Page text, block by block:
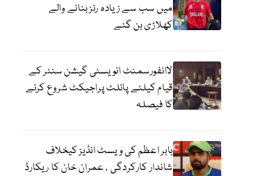
میں سب سے زیادہ رنز بنانے والے
کھلاڑی بن گئے
لاانفورسمنٹ انویسٹی گیشن سنٹر کے
قیام کیلئے پائلٹ پراجیکٹ شروع کرنے
کا فیصلہ
بابر اعظم کی ویسٹ انڈیز کیخلاف
شاندار کارکردگی ، عمران خان کا ریکارڈ